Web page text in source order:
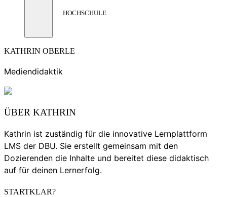
HOCHSCHULE
KATHRIN OBERLE
Mediendidaktik
ÜBER KATHRIN
Kathrin ist zuständig für die innovative Lernplattform
LMS der DBU. Sie erstellt gemeinsam mit den
Dozierenden die Inhalte und bereitet diese didaktisch
auf für deinen Lernerfolg.
STARTKLAR?